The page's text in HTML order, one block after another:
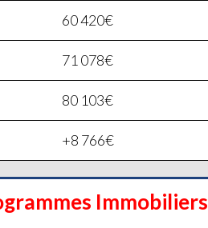
60 420€
71 078€
80 103€
+8 766€
Immobiliers